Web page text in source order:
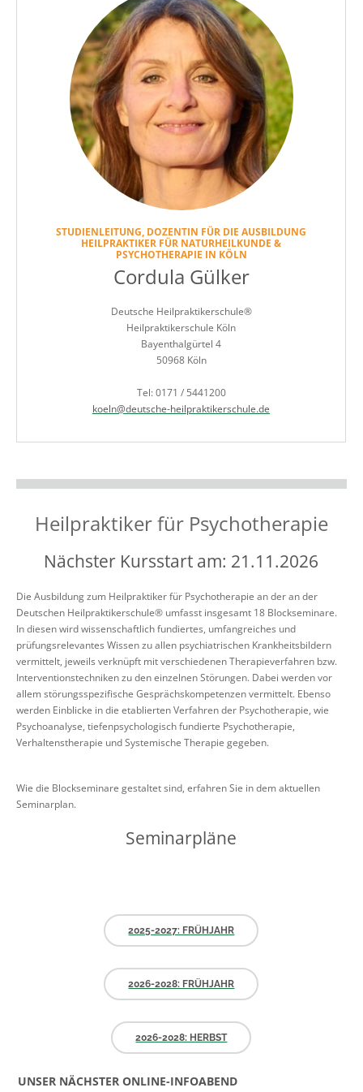
STUDIENLEITUNG, DOZENTIN FÜR DIE AUSBILDUNG
HEILPRAKTIKER FÜR NATURHEILKUNDE &
PSYCHOTHERAPIE IN KÖLN
Cordula Gülker
Deutsche Heilpraktikerschule®
Heilpraktikerschule Köln
Bayenthalgürtel 4
50968 Köln
Tel: 0171 / 5441200
koeln@deutsche-heilpraktikerschule.de
Heilpraktiker für Psychotherapie
Nächster Kursstart am: 21.11.2026
Die Ausbildung zum Heilpraktiker für Psychotherapie an der an der
Deutschen Heilpraktikerschule® umfasst insgesamt 18 Blockseminare.
In diesen wird wissenschaftlich fundiertes, umfangreiches und
prüfungsrelevantes Wissen zu allen psychiatrischen Krankheitsbildern
vermittelt, jeweils verknüpft mit verschiedenen Therapieverfahren bzw.
Interventionstechniken zu den einzelnen Störungen. Dabei werden vor
allem störungsspezifische Gesprächskompetenzen vermittelt. Ebenso
werden Einblicke in die etablierten Verfahren der Psychotherapie, wie
Psychoanalyse, tiefenpsychologisch fundierte Psychotherapie,
Verhaltenstherapie und Systemische Therapie gegeben.
Wie die Blockseminare gestaltet sind, erfahren Sie in dem aktuellen
Seminarplan.
Seminarpläne
2025-2027: FRÜHJAHR
2026-2028: FRÜHJAHR
2026-2028: HERBST
UNSER NÄCHSTER ONLINE-INFOABEND